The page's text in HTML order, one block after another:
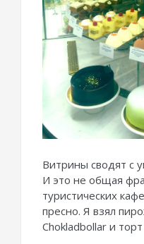
Витрины сводят с
И это не общая
туристических
пресно. Я взял
Chokladbollar и торт